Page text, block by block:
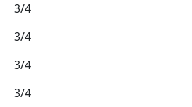
3/4
3/4
3/4
3/4